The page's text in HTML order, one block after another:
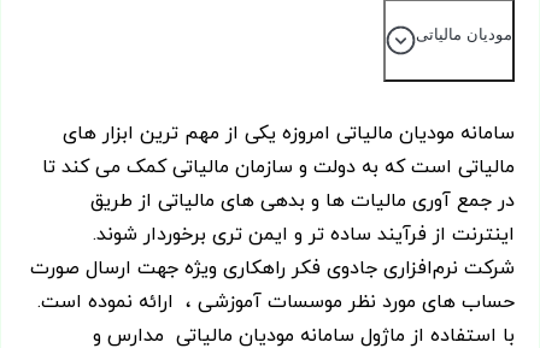
مودیان مالیاتی
سامانه مودیان مالیاتی امروزه یکی از مهم ترین ابزار های
مالیاتی است که به دولت و سازمان مالیاتی کمک می کند تا
در جمع آوری مالیات ها و بدهی های مالیاتی از طریق
اینترنت از فرآیند ساده تر و ایمن تری برخوردار شوند.
شرکت نرم‌افزاری جادوی فکر راهکاری ویژه جهت ارسال صورت
حساب های مورد نظر موسسات آموزشی ، ارائه نموده است.
با استفاده از ماژول سامانه مودیان مالیاتی مدارس و